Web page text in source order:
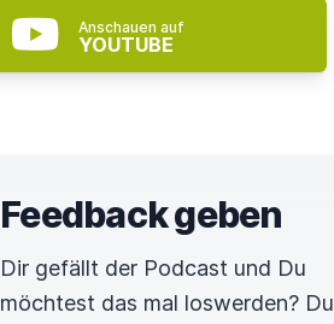
Anschauen auf
YOUTUBE
Feedback geben
Dir gefällt der Podcast und Du
möchtest das mal loswerden? Du